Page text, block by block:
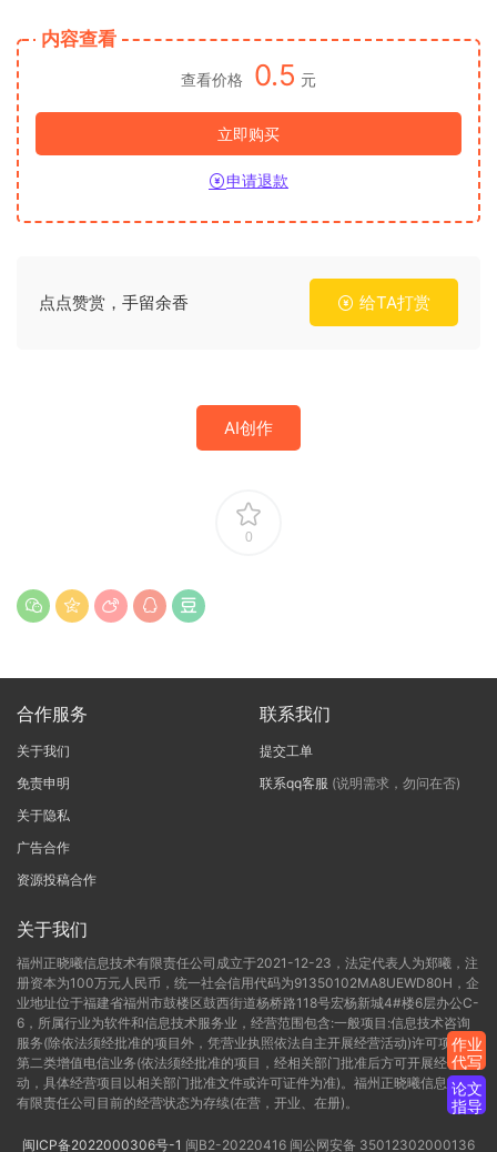
内容查看
查看价格 0.5 元
立即购买
申请退款
点点赞赏，手留余香 给TA打赏
AI创作
0
合作服务
关于我们
免责申明
关于隐私
广告合作
资源投稿合作
联系我们
提交工单
联系qq客服 (说明需求，勿问在否)
关于我们
福州正晓曦信息技术有限责任公司成立于2021-12-23，法定代表人为郑曦，注
册资本为100万元人民币，统一社会信用代码为91350102MA8UEWD80H，企
业地址位于福建省福州市鼓楼区鼓西街道杨桥路118号宏杨新城4#楼6层办公C-
6，所属行业为软件和信息技术服务业，经营范围包含:一般项目:信息技术咨询
服务(除依法须经批准的项目外，凭营业执照依法自主开展经营活动)许可项目:
第二类增值电信业务(依法须经批准的项目，经相关部门批准后方可开展经营活
动，具体经营项目以相关部门批准文件或许可证件为准)。福州正晓曦信息技术
有限责任公司目前的经营状态为存续(在营，开业、在册)。
闽ICP备2022000306号-1 闽B2-20220416 闽公网安备 35012302000136
作业
代写
论文
指导